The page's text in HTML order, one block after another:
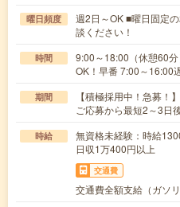
曜日頻度
週2日～OK ■曜日固定
談ください！
時間
9:00～18:00（休憩60
OK！早番 7:00～16:00
期間
【積極採用中！急募！
ご応募から最短2～3日
時給
無資格未経験：時給
日収1万400円以上
交通費
交通費全額支給（ガソ